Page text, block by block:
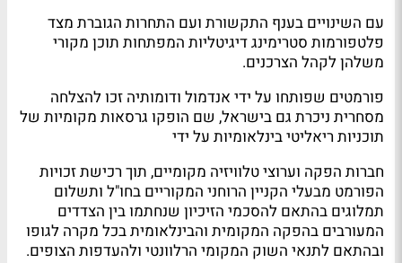
עם השינויים בענף התקשורת ועם התחרות הגוברת מצד
פלטפורמות סטרימינג דיגיטליות המפתחות תוכן מקורי
משלהן לקהל הצרכנים.
פורמטים שפותחו על ידי אנדמול ודומותיה זכו להצלחה
מסחרית ניכרת גם בישראל, שם הופקו גרסאות מקומיות של
תוכניות ריאליטי בינלאומיות על ידי
חברות הפקה וערוצי טלוויזיה מקומיים, תוך רכישת זכויות
הפורמט מבעלי הקניין הרוחני המקוריים בחו"ל ותשלום
תמלוגים בהתאם להסכמי הזיכיון שנחתמו בין הצדדים
המעורבים בהפקה המקומית והבינלאומית בכל מקרה לגופו
ובהתאם לתנאי השוק המקומי הרלוונטי ולהעדפות הצופים.